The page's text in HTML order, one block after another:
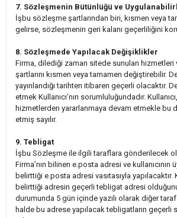
7. Sözleşmenin Bütünlüğü ve
İşbu sözleşme şartlarından biri, kısmen veya
gelirse, sözleşmenin geri kalanı geçerliliğini
8. Sözleşmede Yapılacak Değişiklikler
Firma, dilediği zaman sitede sunulan
şartlarını kısmen veya tamamen değiştirebilir.
yayınlandığı tarihten itibaren geçerli olacaktır.
etmek Kullanıcı’nın sorumluluğundadır.
hizmetlerden yararlanmaya devam etmekle bu
etmiş sayılır.
9. Tebligat
İşbu Sözleşme ile ilgili taraflara gönderilecek
Firma’nın bilinen e.posta adresi ve kullanıcının
belirttiği e.posta adresi vasıtasıyla yapılacaktır.
belirttiği adresin geçerli tebligat adresi
durumunda 5 gün içinde yazılı olarak diğer
halde bu adrese yapılacak tebligatların geçerli